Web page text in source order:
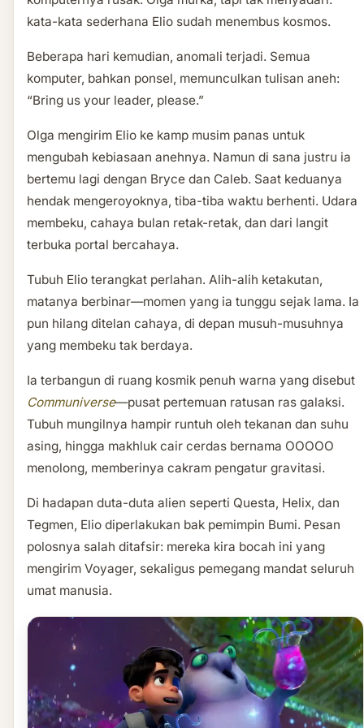
kata-kata sederhana Elio sudah menembus kosmos.
Beberapa hari kemudian, anomali terjadi. Semua
komputer, bahkan ponsel, memunculkan tulisan aneh:
“Bring us your leader, please.”
Olga mengirim Elio ke kamp musim panas untuk
mengubah kebiasaan anehnya. Namun di sana justru ia
bertemu lagi dengan Bryce dan Caleb. Saat keduanya
hendak mengeroyoknya, tiba-tiba waktu berhenti. Udara
membeku, cahaya bulan retak-retak, dan dari langit
terbuka portal bercahaya.
Tubuh Elio terangkat perlahan. Alih-alih ketakutan,
matanya berbinar—momen yang ia tunggu sejak lama. Ia
pun hilang ditelan cahaya, di depan musuh-musuhnya
yang membeku tak berdaya.
Ia terbangun di ruang kosmik penuh warna yang disebut
Communiverse—pusat pertemuan ratusan ras galaksi.
Tubuh mungilnya hampir runtuh oleh tekanan dan suhu
asing, hingga makhluk cair cerdas bernama OOOOO
menolong, memberinya cakram pengatur gravitasi.
Di hadapan duta-duta alien seperti Questa, Helix, dan
Tegmen, Elio diperlakukan bak pemimpin Bumi. Pesan
polosnya salah ditafsir: mereka kira bocah ini yang
mengirim Voyager, sekaligus pemegang mandat seluruh
umat manusia.